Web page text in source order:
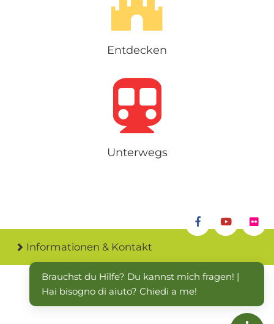
Entdecken
Unterwegs
Informationen & Kontakt
Brauchst du Hilfe? Du kannst mich fragen! |
Hai bisogno di aiuto? Chiedi a me!